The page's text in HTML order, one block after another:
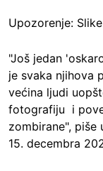
Upozorenje:
"Još jedan
je svaka njihova
većina ljudi
fotografiju i
zombirane", piše
15. decembra